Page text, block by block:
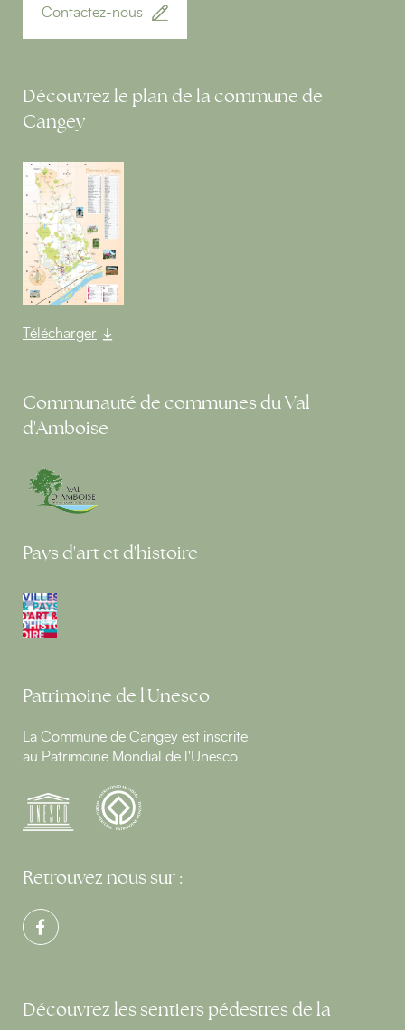
Contactez-nous
Découvrez le plan de la commune de
Cangey
Télécharger
Communauté de communes du Val
d'Amboise
Pays d'art et d'histoire
Patrimoine de l'Unesco
La Commune de Cangey est inscrite
au Patrimoine Mondial de l'Unesco
Retrouvez nous sur :
Découvrez les sentiers pédestres de la